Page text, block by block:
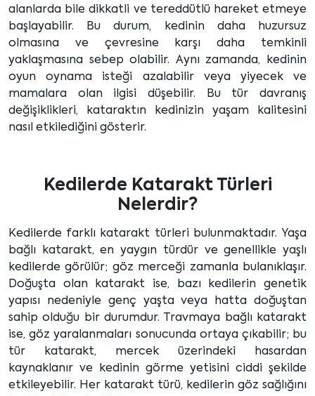
alanlarda bile dikkatli ve tereddütlü hareket etmeye
başlayabilir. Bu durum, kedinin daha huzursuz
olmasına ve çevresine karşı daha temkinli
yaklaşmasına sebep olabilir. Aynı zamanda, kedinin
oyun oynama isteği azalabilir veya yiyecek ve
mamalara olan ilgisi düşebilir. Bu tür davranış
değişiklikleri, kataraktın kedinizin yaşam kalitesini
nasıl etkilediğini gösterir.
Kedilerde Katarakt Türleri
Nelerdir?
Kedilerde farklı katarakt türleri bulunmaktadır. Yaşa
bağlı katarakt, en yaygın türdür ve genellikle yaşlı
kedilerde görülür; göz merceği zamanla bulanıklaşır.
Doğuşta olan katarakt ise, bazı kedilerin genetik
yapısı nedeniyle genç yaşta veya hatta doğuştan
sahip olduğu bir durumdur. Travmaya bağlı katarakt
ise, göz yaralanmaları sonucunda ortaya çıkabilir; bu
tür katarakt, mercek üzerindeki hasardan
kaynaklanır ve kedinin görme yetisini ciddi şekilde
etkileyebilir. Her katarakt türü, kedilerin göz sağlığını